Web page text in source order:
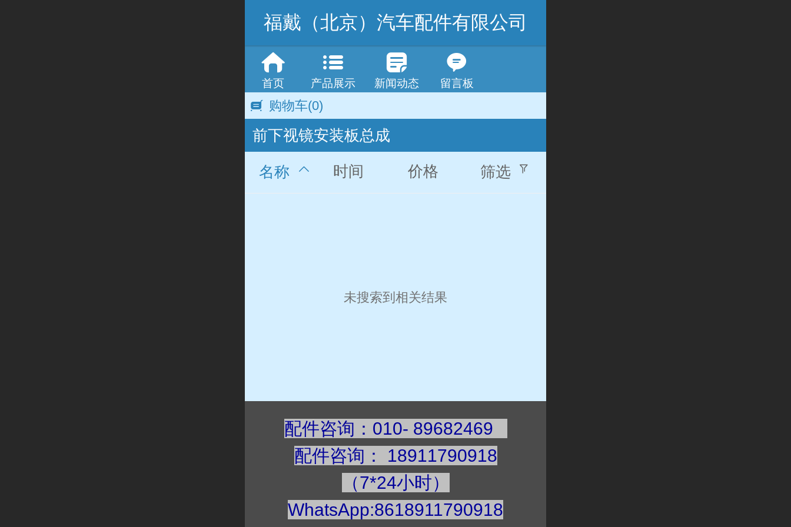
福戴（北京）汽车配件有限公司
首页 产品展示 新闻动态 留言板
购物车(0)
前下视镜安装板总成
名称 时间 价格 筛选
未搜索到相关结果
配件咨询：010- 89682469
配件咨询 ： 18911790918
（7*24小时）
WhatsApp:8618911790918